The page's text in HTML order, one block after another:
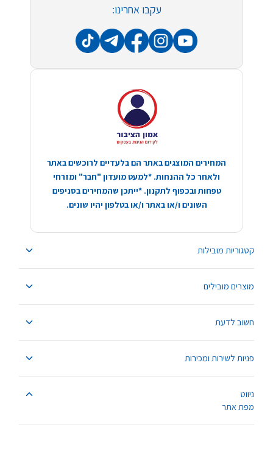
קטגוריות מובילות
מוצרים מובילים
חשוב לדעת
פניות לשירות ומכירות
ניווט
מפת אתר
עקבו אחרינו:
המחירים המוצגים באתר הם בלעדיים לרוכשים באתר
ולאחר כל ההנחות. *למעט מועדון "חבר" ומזרחי
טפחות ובכפוף לתקנון. *ייתכן שהמחירים בסניפים
השונים ו/או באתר ו/או בטלפון יהיו שונים.